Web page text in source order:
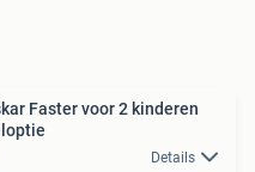
Faster voor 2 kinderen
Details